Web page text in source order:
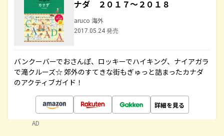
ナダ ２０１７～２０１８
aruco 海外
2017.05.24 発売
バンクーバーでおさんぽ、ロッキーでハイキング、ナイアガラ
で滝クルーズ☆ 郊外のすてきな街もぎゅっと詰まったカナダ
のアクティブガイド！
詳細を見る
AD